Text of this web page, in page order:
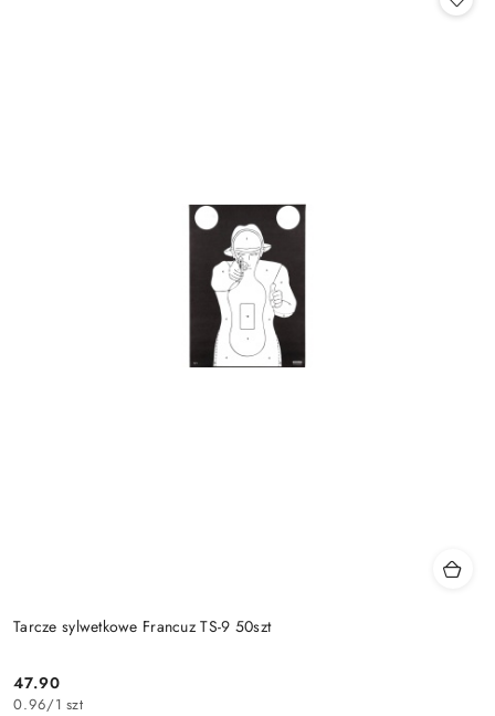
Tarcze sylwetkowe Francuz TS-9 50szt
Cena:
47.90
0.96/1 szt